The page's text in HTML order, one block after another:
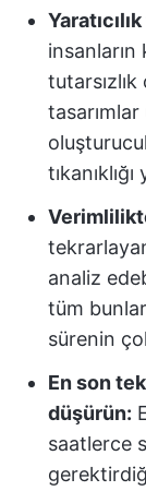
insanların
analiz
tüm
sürenin
En son
düşürün:
saatlerce